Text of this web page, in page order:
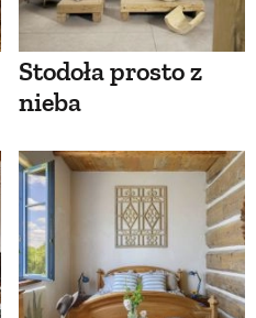
Stodoła prosto z
nieba